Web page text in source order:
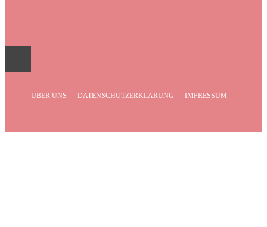
ÜBER UNS DATENSCHUTZERKLÄRUNG IMPRESSUM